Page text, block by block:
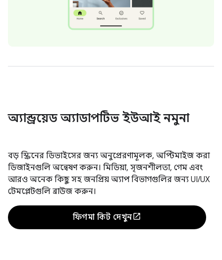
অ্যান্ড্রয়েড অ্যাডাপটিভ ইউআই নমুনা
বড় স্ক্রিনের ডিভাইসের জন্য অনুপ্রেরণামূলক, অপ্টিমাইজ করা
ডিজাইনগুলি অন্বেষণ করুন। মিডিয়া, সৃজনশীলতা, গেম এবং
আরও অনেক কিছু সহ জনপ্রিয় অ্যাপ বিভাগগুলির জন্য UI/UX
টেমপ্লেটগুলি ব্রাউজ করুন।
ফিগমা কিট দেখুন